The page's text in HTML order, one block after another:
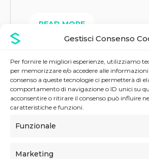
Gestisci Consenso
Per fornire le migliori esperienze, utilizziamo
per memorizzare e/o accedere alle informazioni
consenso a queste tecnologie ci permetterà di
comportamento di navigazione o ID unici su
acconsentire o ritirare il consenso può influire
caratteristiche e funzioni.
Funzionale
Marketing
READ MORE